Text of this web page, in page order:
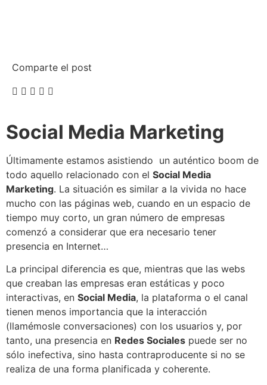
Comparte el post
Social Media Marketing
Últimamente estamos asistiendo un auténtico boom de
todo aquello relacionado con el Social Media
Marketing. La situación es similar a la vivida no hace
mucho con las páginas web, cuando en un espacio de
tiempo muy corto, un gran número de empresas
comenzó a considerar que era necesario tener
presencia en Internet…
La principal diferencia es que, mientras que las webs
que creaban las empresas eran estáticas y poco
interactivas, en Social Media, la plataforma o el canal
tienen menos importancia que la interacción
(llamémosle conversaciones) con los usuarios y, por
tanto, una presencia en Redes Sociales puede ser no
sólo inefectiva, sino hasta contraproducente si no se
realiza de una forma planificada y coherente.